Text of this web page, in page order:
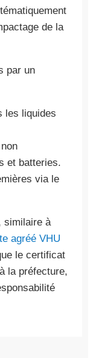
de la
par un
les liquides
et batteries.
via le
similaire à
agréé VHU
le certificat
la préfecture,